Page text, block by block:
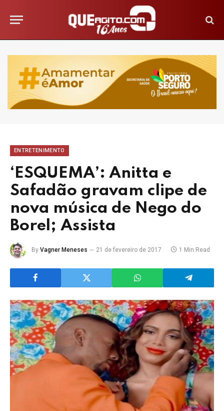
ENTRETENIMENTO
‘ESQUEMA’: Anitta e
Safadão gravam clipe de
nova música de Nego do
Borel; Assista
By Vagner Meneses 21 de fevereiro de 2017 1 Min Read